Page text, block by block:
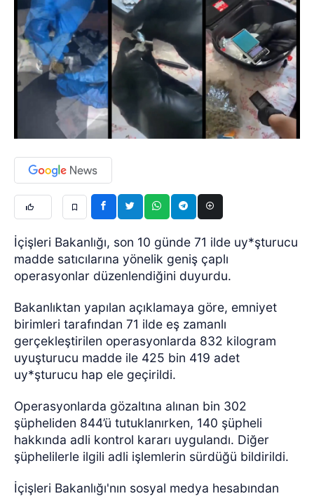
İçişleri Bakanlığı, son 10 günde 71 ilde uy*şturucu
madde satıcılarına yönelik geniş çaplı
operasyonlar düzenlendiğini duyurdu.
Bakanlıktan yapılan açıklamaya göre, emniyet
birimleri tarafından 71 ilde eş zamanlı
gerçekleştirilen operasyonlarda 832 kilogram
uyuşturucu madde ile 425 bin 419 adet
uy*şturucu hap ele geçirildi.
Operasyonlarda gözaltına alınan bin 302
şüpheliden 844’ü tutuklanırken, 140 şüpheli
hakkında adli kontrol kararı uygulandı. Diğer
şüphelilerle ilgili adli işlemlerin sürdüğü bildirildi.
İçişleri Bakanlığı'nın sosyal medya hesabından